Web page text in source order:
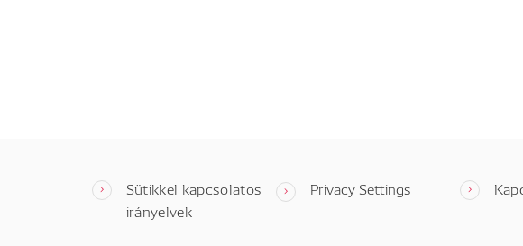
Sütikkel kapcsolatos
irányelvek
Privacy Settings